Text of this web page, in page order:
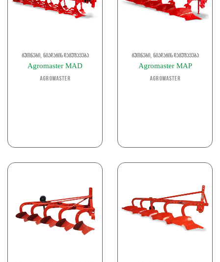
გუთნები, ნიადაგის დამუშავება
Agromaster MAD
Agromaster
გუთნები, ნიადაგის დამუშავება
Agromaster MAP
Agromaster